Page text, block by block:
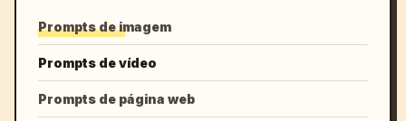
Prompts de imagem
Prompts de vídeo
Prompts de página web